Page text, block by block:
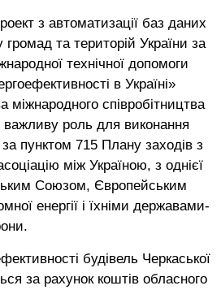
з автоматизації баз даних
громад та територій України за
технічної допомоги
в Україні»
міжнародного співробітництва
роль для виконання
пунктом 715 Плану заходів з
між Україною, з однієї
Союзом, Європейським
енергії і їхніми державами-
будівель Черкаської
за рахунок коштів обласного